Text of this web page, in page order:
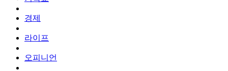
경제
라이프
오피니언